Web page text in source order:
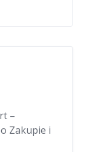
–
Zakupie i